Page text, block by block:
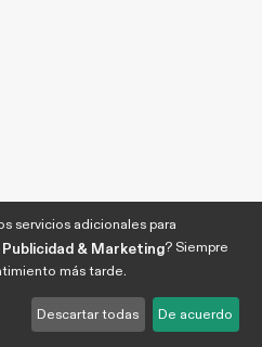
servicios adicionales para
& Marketing? Siempre
más tarde.
Descartar todas De acuerdo